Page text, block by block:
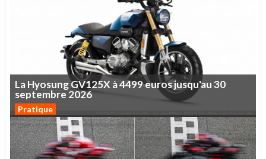
LaHyosungGV125X à4499eurosjusqu'au30
septembre2026
Pratique